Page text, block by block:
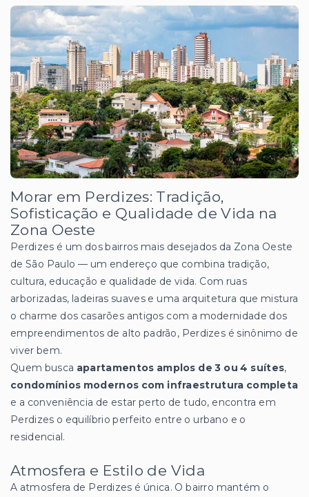
Morar em Perdizes: Tradição,
Sofisticação e Qualidade de Vida na
Zona Oeste
Perdizes é um dos bairros mais desejados da Zona Oeste
de São Paulo — um endereço que combina tradição,
cultura, educação e qualidade de vida. Com ruas
arborizadas, ladeiras suaves e uma arquitetura que mistura
o charme dos casarões antigos com a modernidade dos
empreendimentos de alto padrão, Perdizes é sinônimo de
viver bem.
Quem busca apartamentos amplos de 3 ou 4 suítes,
condomínios modernos com infraestrutura completa
e a conveniência de estar perto de tudo, encontra em
Perdizes o equilíbrio perfeito entre o urbano e o
residencial.
Atmosfera e Estilo de Vida
A atmosfera de Perdizes é única. O bairro mantém o